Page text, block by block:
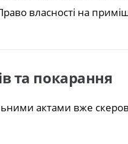
власності на
та покарання
актами вже